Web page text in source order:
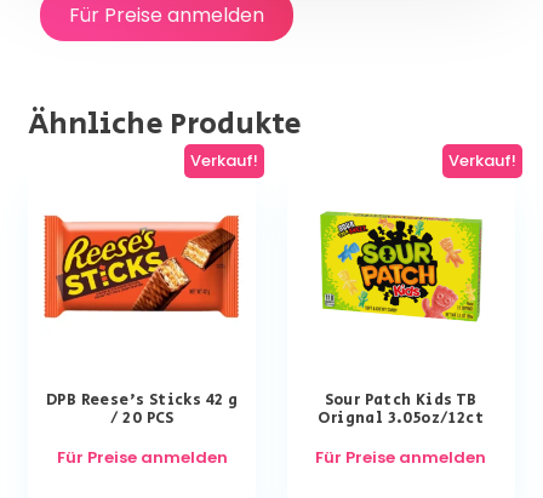
Für Preise anmelden
Ähnliche Produkte
Verkauf!
DPB Reese’s Sticks 42 g
/ 20 PCS
Für Preise anmelden
Verkauf!
Sour Patch Kids TB
Orignal 3.05oz/12ct
Für Preise anmelden